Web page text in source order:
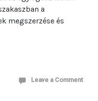
a
megszerzése és
Leave a Comment